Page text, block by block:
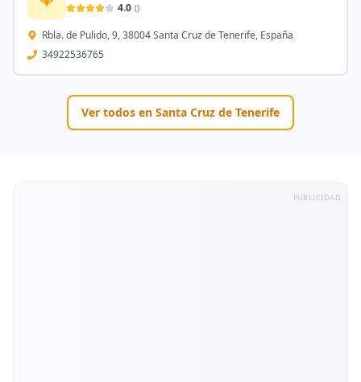
4.0 ()
Rbla. de Pulido, 9, 38004 Santa Cruz de Tenerife, España
34922536765
Ver todos en Santa Cruz de Tenerife
PUBLICIDAD